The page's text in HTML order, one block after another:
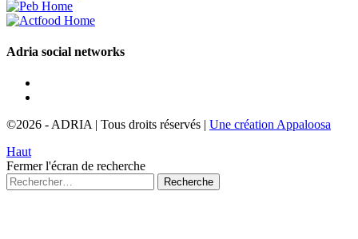
Adria social networks
©2026 - ADRIA | Tous droits réservés | Une création Appaloosa
Haut
Fermer l'écran de recherche
Recherche
pour :